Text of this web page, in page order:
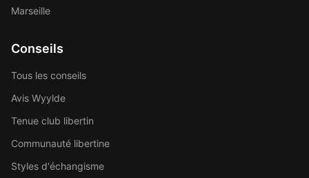
Marseille
Conseils
Tous les conseils
Avis Wyylde
Tenue club libertin
Communauté libertine
Styles d'échangisme